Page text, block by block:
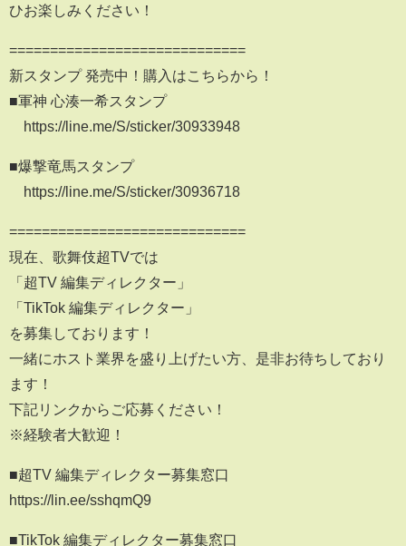
ひお楽しみください！
=============================
新スタンプ 発売中！購入はこちらから！
■軍神 心湊一希スタンプ
https://line.me/S/sticker/30933948
■爆撃竜馬スタンプ
https://line.me/S/sticker/30936718
=============================
現在、歌舞伎超TVでは
「超TV 編集ディレクター」
「TikTok 編集ディレクター」
を募集しております！
一緒にホスト業界を盛り上げたい方、是非お待ちしており
ます！
下記リンクからご応募ください！
※経験者大歓迎！
■超TV 編集ディレクター募集窓口
https://lin.ee/sshqmQ9
■TikTok 編集ディレクター募集窓口